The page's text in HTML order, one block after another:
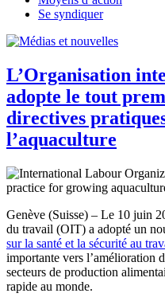
Se syndiquer
L’Organisation
adopte le tout
directives
l’aquaculture
Genève (Suisse) – Le 10 juin
du travail (OIT) a adopté un
sur la santé et la sécurité au
importante vers l’amélioration
secteurs de production
rapide au monde.